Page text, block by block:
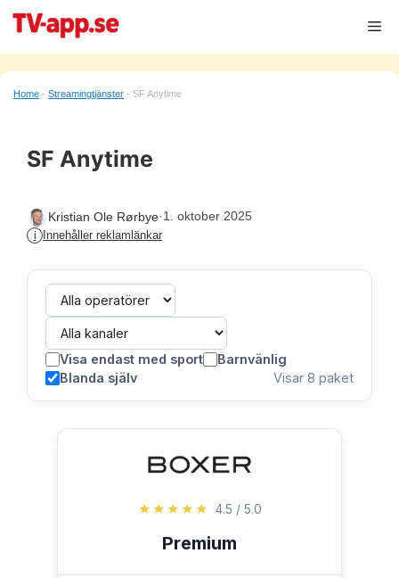
Hoppa
innehåll
Home - Streamingtjänster - SF Anytime
SF Anytime
Kristian Ole Rørbye·1. oktober 2025
i Innehåller reklamlänkar
Visa endast med sport
Barnvänlig
Blanda själv
Visar 8 paket
★★★★★ 4.5 / 5.0
Premium